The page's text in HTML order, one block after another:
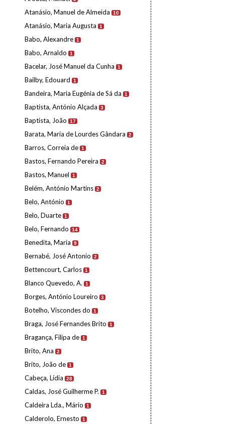
Atanásio, Manuel de Almeida 10
Atanásio, Maria Augusta 1
Babo, Alexandre 1
Babo, Arnaldo 1
Bacelar, José Manuel da Cunha 1
Bailby, Edouard 1
Bandeira, Maria Eugénia de Sá da 1
Baptista, António Alçada 3
Baptista, João 17
Barata, Maria de Lourdes Gândara 2
Barros, Correia de 1
Bastos, Fernando Pereira 2
Bastos, Manuel 1
Belém, António Martins 2
Belo, António 1
Belo, Duarte 1
Belo, Fernando 14
Benedita, Maria 9
Bernabé, José Antonio 2
Bettencourt, Carlos 1
Blanco Quevedo, A. 1
Borges, António Loureiro 3
Botelho, Viscondes do 1
Braga, José Fernandes Brito 1
Bragança, Filipa de 1
Brito, Ana 2
Brito, João de 1
Cabeça, Lídia 28
Caldas, José Guilherme P. 1
Caldeira Lda., Mário 1
Calderolo, Ernesto 1